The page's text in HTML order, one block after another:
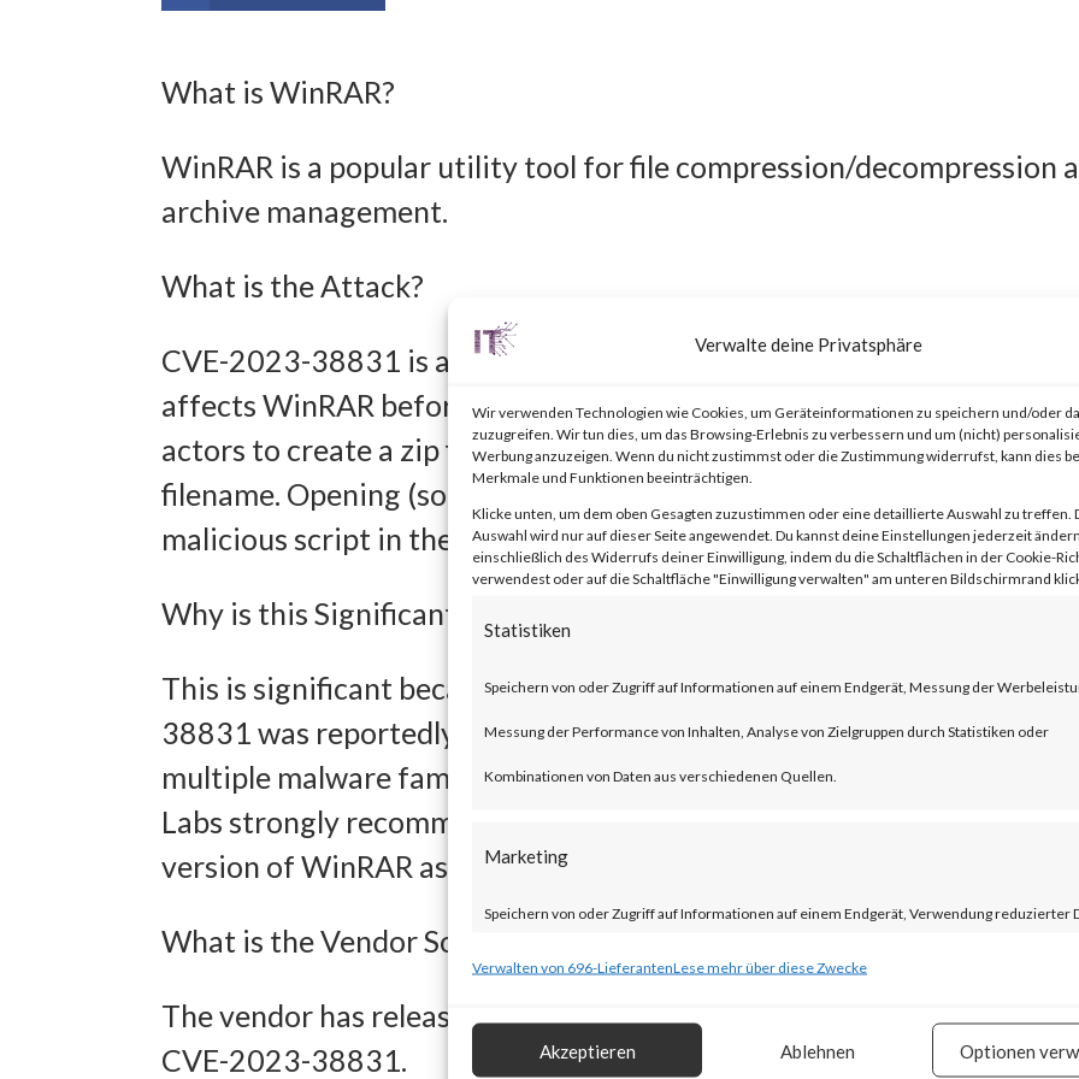
Verwalte deine Privatsphäre
Wir verwenden Technologien wie Cookies, um Geräteinformationen zu speichern und/oder
zuzugreifen. Wir tun dies, um das Browsing-Erlebnis zu verbessern und um (nicht)
Werbung anzuzeigen. Wenn du nicht zustimmst oder die Zustimmung widerrufst, kann dies
Merkmale und Funktionen beeinträchtigen.
Klicke unten, um dem oben Gesagten zuzustimmen oder eine detaillierte Auswahl zu treffen.
Auswahl wird nur auf dieser Seite angewendet. Du kannst deine Einstellungen jederzeit ändern,
einschließlich des Widerrufs deiner Einwilligung, indem du die Schaltflächen in der Cookie-
verwendest oder auf die Schaltfläche "Einwilligung verwalten" am unteren Bildschirmrand
Statistiken
Speichern von oder Zugriff auf Informationen auf einem Endgerät, Messung der
Messung der Performance von Inhalten, Analyse von Zielgruppen durch Statistiken oder
Kombinationen von Daten aus verschiedenen Quellen.
Marketing
Speichern von oder Zugriff auf Informationen auf einem Endgerät, Verwendung reduzierter
Personalisierung von Inhalten, Verwendung von Profilen zur Auswahl personalisierter
Verwalten von 696-LieferantenLese mehr über diese Zwecke
Akzeptieren Ablehnen Optionen
What is WinRAR?
WinRAR is a popular utility tool for file compression/decompression
archive management.
What is the Attack?
CVE-2023-38831 is an arbitrary code execution vulnerability that
affects WinRAR before version 6.23. The vulnerability allows threat
actors to create a zip file that contains a folder and a file with the
filename. Opening (some refer to this as “viewing”) the file launches a
malicious script in the folder.
Why is this Significant?
This is significant because WinRAR is widely used and CVE-2023-
38831 was reportedly exploited as a 0-day in April 2023. As a result,
multiple malware families have reportedly been deployed. FortiGuard
Labs strongly recommends all users of WinRAR to update to the latest
version of WinRAR as soon as possible.
What is the Vendor Solution?
The vendor has released WinRAR version 6.23 that includes a fix for
CVE-2023-38831.